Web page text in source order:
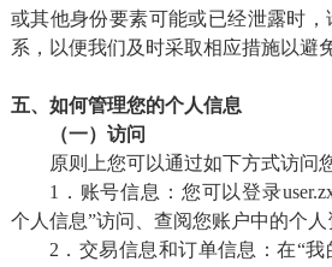
或其他身份要素可能或已经泄露时
系，以便我们及时采取相应措施以避
五、如何管理您的个人信息
（一）访问
原则上您可以通过如下方式访问
1．账号信息：您可以登录
个人信息”访问、查阅您账户中的个人
2．交易信息和订单信息：在“我